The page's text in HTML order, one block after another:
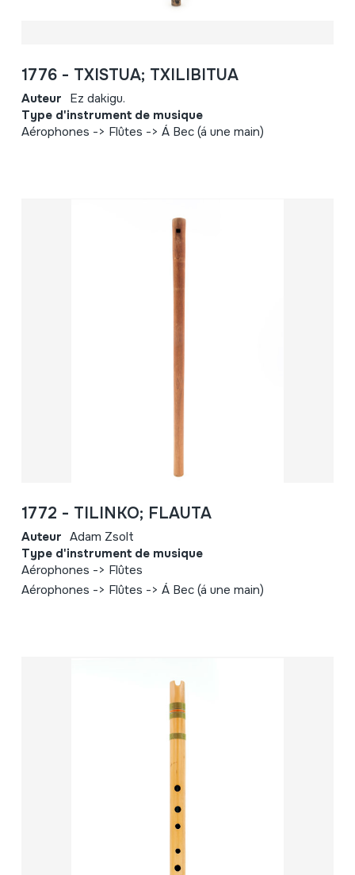
1776 - TXISTUA; TXILIBITUA
Auteur Ez dakigu.
Type d'instrument de musique
Aérophones -> Flûtes -> Á Bec (á une main)
1772 - TILINKO; FLAUTA
Auteur Adam Zsolt
Type d'instrument de musique
Aérophones -> Flûtes
Aérophones -> Flûtes -> Á Bec (á une main)